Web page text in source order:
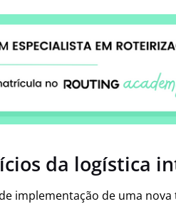
da logística
implementação de uma